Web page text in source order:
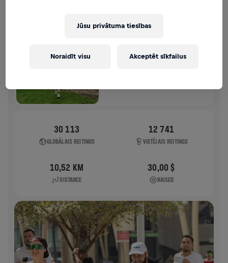
2024. g. 05. maijs
30 113
GLOBĀLAIS REITINGS
12 741
VIETĒJAIS REITINGS
10,52 KM
DISTANCE
30,00 $
RAISED
Jūsu privātuma tiesības
Noraidīt visu Akceptēt sīkfailus